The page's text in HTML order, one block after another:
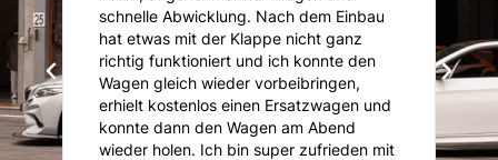
schnelle Abwicklung. Nach dem Einbau
hat etwas mit der Klappe nicht ganz
richtig funktioniert und ich konnte den
Wagen gleich wieder vorbeibringen,
erhielt kostenlos einen Ersatzwagen und
konnte dann den Wagen am Abend
wieder holen. Ich bin super zufrieden mit